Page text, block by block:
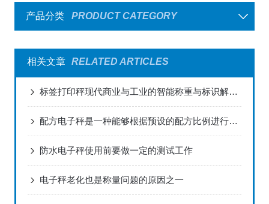
产品分类 PRODUCT CATEGORY
相关文章 RELATED ARTICLES
标签打印秤现代商业与工业的智能称重与标识解决方案
配方电子秤是一种能够根据预设的配方比例进行精确称重的电子秤
防水电子秤使用前要做一定的测试工作
电子秤老化也是称量问题的原因之一